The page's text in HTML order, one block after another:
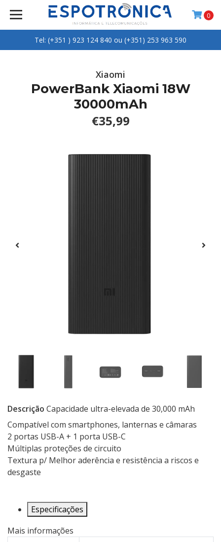
Tel: (+351 ) 923 124 840 ou (+351) 253 963 590
0
Xiaomi
PowerBank Xiaomi 18W
30000mAh
€35,99
Descrição Capacidade ultra-elevada de 30,000 mAh
Compatível com smartphones, lanternas e câmaras
2 portas USB-A + 1 porta USB-C
Múltiplas proteções de circuito
Textura p/ Melhor aderência e resistência a riscos e
desgaste
Especificações
Mais informações